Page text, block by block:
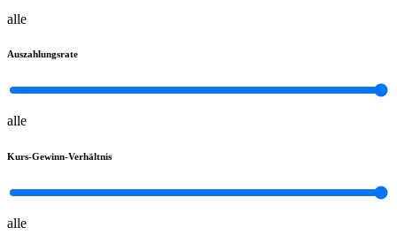
alle
Auszahlungsrate
alle
Kurs-Gewinn-Verhältnis
alle